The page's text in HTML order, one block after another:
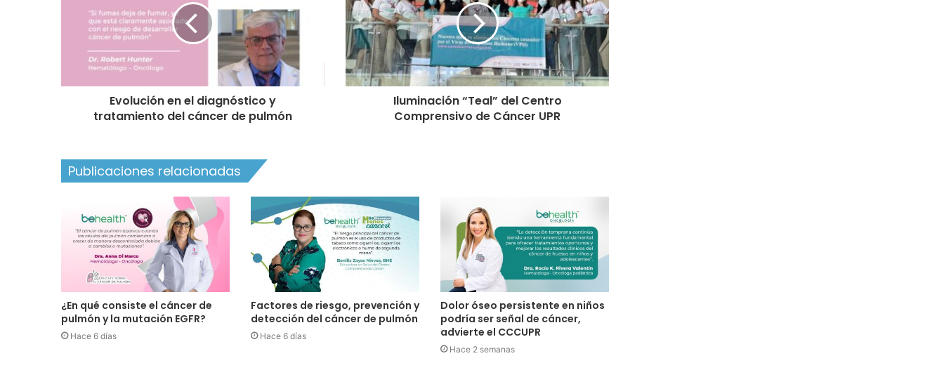
Evolución en el diagnóstico y
tratamiento del cáncer de pulmón
Iluminación “Teal” del Centro
Comprensivo de Cáncer UPR
Publicaciones relacionadas
¿En qué consiste el cáncer de
pulmón y la mutación EGFR?
Hace 6 días
Factores de riesgo, prevención y
detección del cáncer de pulmón
Hace 6 días
Dolor óseo persistente en niños
podría ser señal de cáncer,
advierte el CCCUPR
Hace 2 semanas